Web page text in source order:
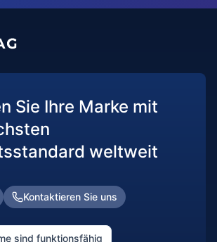
Sie Ihre Marke mit
weltweit
Kontaktieren Sie uns
sind funktionsfähig